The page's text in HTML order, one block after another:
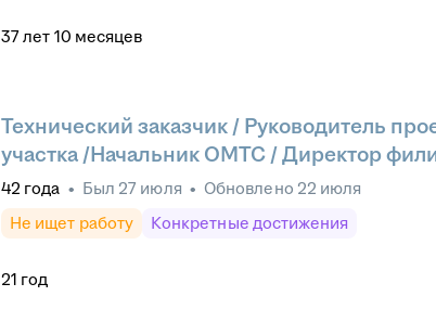
37лет 10 месяцев
Технический заказчик / Руководитель
участка /Начальник ОМТС / Директор
42 года • Был 27 июля • Обновлено 22 июля
Не ищет работу
Конкретные достижения
21 год